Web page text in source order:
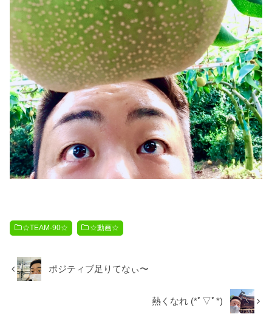
☆TEAM-90☆ ☆動画☆
ポジティブ足りてなぃ〜
熱くなれ️ (*ﾟ▽ﾟ*)